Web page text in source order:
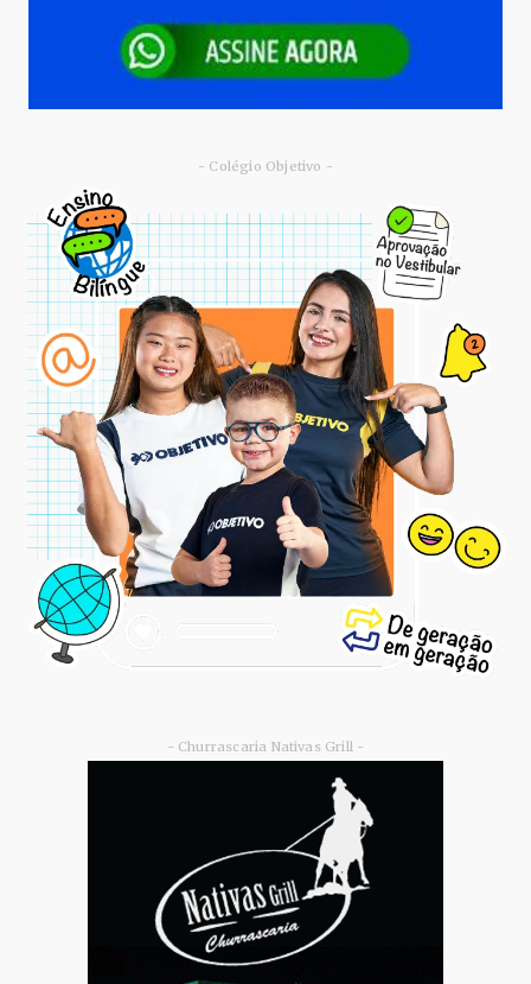
- Colégio Objetivo -
- Churrascaria Nativas Grill -